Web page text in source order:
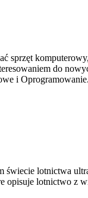
sprzęt
do
i
świecie lotnictwa
opisuje lotnictwo z